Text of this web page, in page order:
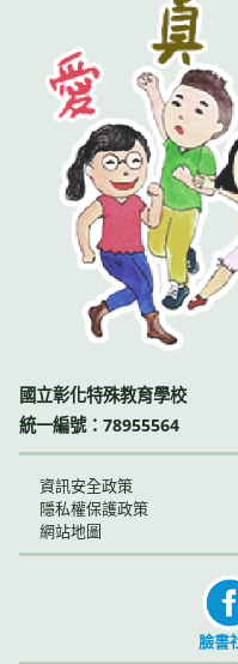
國立彰化特殊教育學校
統一編號：78955564
資訊安全政策
隱私權保護政策
網站地圖
臉書